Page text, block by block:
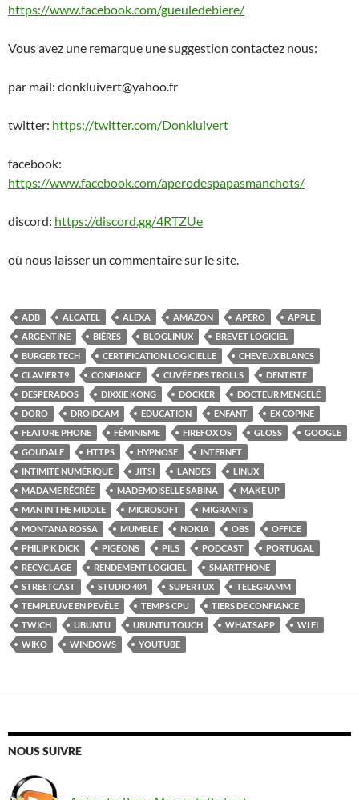
https://www.facebook.com/gueuledebiere/
Vous avez une remarque une suggestion contactez nous:
par mail: donkluivert@yahoo.fr
twitter: https://twitter.com/Donkluivert
facebook:
https://www.facebook.com/aperodespapasmanchots/
discord: https://discord.gg/4RTZUe
où nous laisser un commentaire sur le site.
ADB ALCATEL ALEXA AMAZON APERO
APPLE
ARGENTINE
BIÈRES BLOGLINUX
BREVET LOGICIEL
BURGER TECH
CERTIFICATION LOGICIELLE
CHEVEUX BLANCS
CLAVIER T9
CONFIANCE CUVÉE DES TROLLS
DENTISTE
DESPERADOS
DIXXIE KONG DOCKER
DOCTEUR MENGELÉ
DORO
DROIDCAM EDUCATION ENFANT
EX COPINE
FEATURE PHONE
FÉMINISME FIREFOX OS GLOSS
GOOGLE
GOUDALE
HTTPS HYPNOSE
INTERNET
INTIMITÉ NUMÉRIQUE
JITSI LANDES
LINUX
MADAME RÉCRÉE
MADEMOISELLE SABINA
MAKE UP
MAN IN THE MIDDLE
MICROSOFT
MIGRANTS
MONTANA ROSSA
MUMBLE NOKIA OBS
OFFICE
PHILIP K DICK
PIGEONS PILS PODCAST
PORTUGAL
RECYCLAGE
RENDEMENT LOGICIEL
SMARTPHONE
STREETCAST
STUDIO 404 SUPERTUX
TELEGRAMM
TEMPLEUVE EN PEVÈLE
TEMPS CPU
TIERS DE CONFIANCE
TWICH
UBUNTU UBUNTU TOUCH WHATSAPP
WI FI
WIKO
WINDOWS YOUTUBE
NOUS SUIVRE